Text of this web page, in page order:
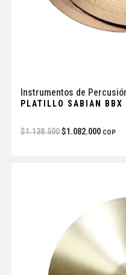
Instrumentos de
PLATILLO SABIAN
$1.138.500 $1.082.000 COP